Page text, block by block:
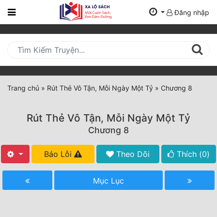
Trang
Mới
Cập
Nhật
(current)
Tất Cả
Đăng nhập
Trang chủ » Rút Thẻ Vô Tận, Mỗi Ngày Một Tỷ » Chương 8
Rút Thẻ Vô Tận, Mỗi Ngày Một Tỷ
Chương 8
Báo Lỗi Theo Dõi Thích (0)
Mục Lục